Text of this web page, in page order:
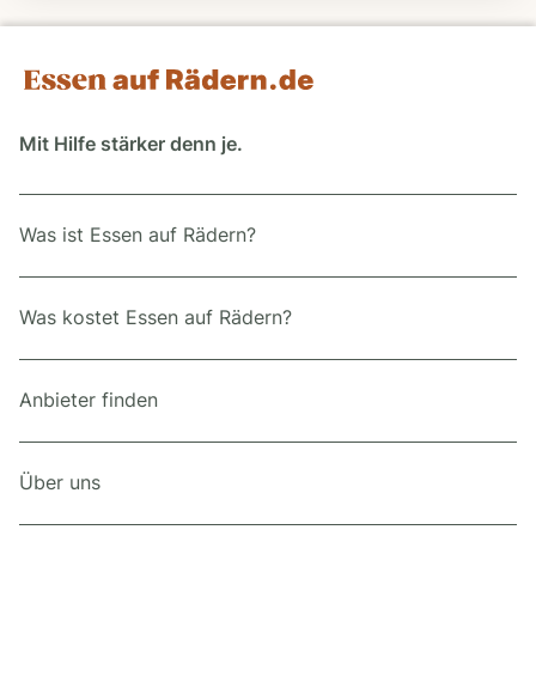
Mit Hilfe stärker denn je.
Was ist Essen auf Rädern?
Was kostet Essen auf Rädern?
Anbieter finden
Über uns